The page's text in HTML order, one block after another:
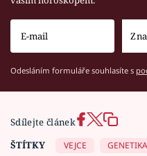
Odesláním formuláře souhlasíte s
Sdílejte článek
ŠTÍTKY
VEJCE GENETIKA